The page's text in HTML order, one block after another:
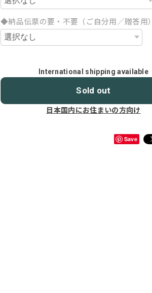
◆納品伝票の要・不要（ご自分用／贈答用）
International shipping available
Sold out
日本国内にお住まいの方向け
Save